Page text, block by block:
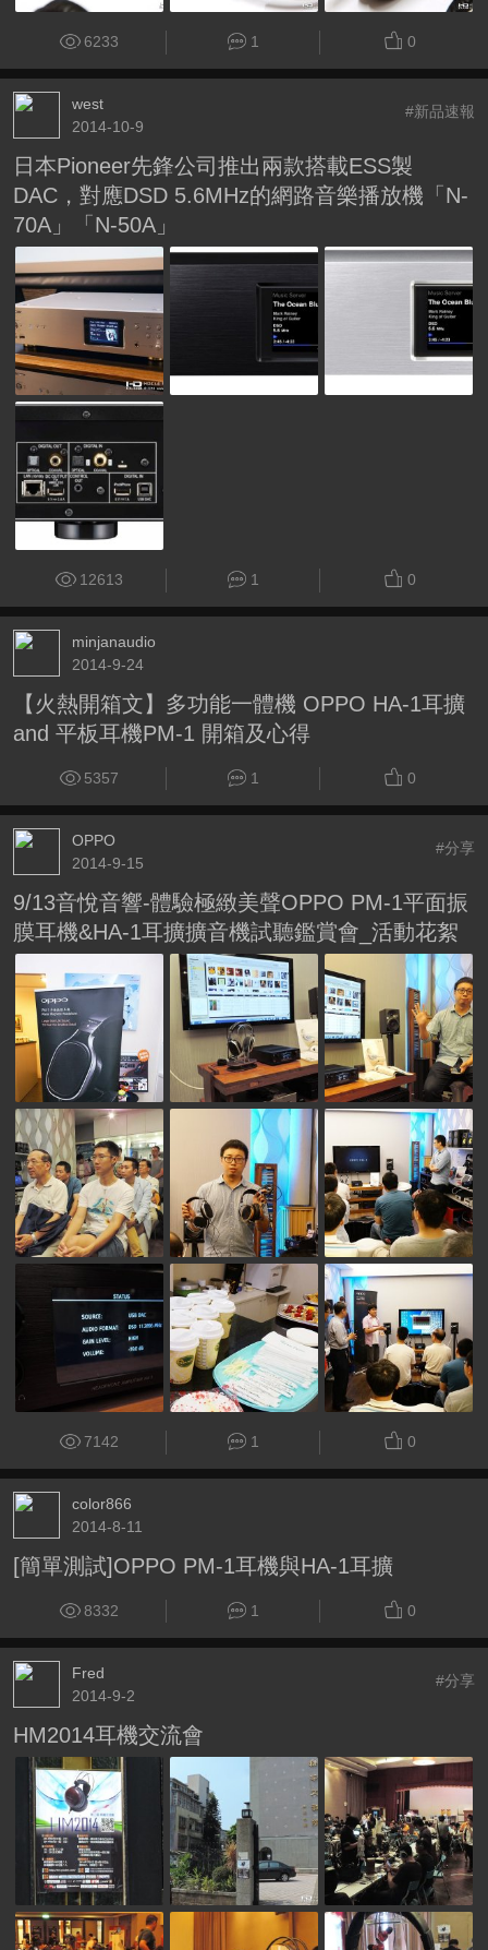
6233 1 0
west
2014-10-9
#新品速報
日本Pioneer先鋒公司推出兩款搭載ESS製
DAC，對應DSD 5.6MHz的網路音樂播放機「N-
70A」「N-50A」
12613 1 0
minjanaudio
2014-9-24
【火熱開箱文】多功能一體機 OPPO HA-1耳擴
and 平板耳機PM-1 開箱及心得
5357 1 0
OPPO
2014-9-15
#分享
9/13音悅音響-體驗極緻美聲OPPO PM-1平面振
膜耳機&HA-1耳擴擴音機試聽鑑賞會_活動花絮
7142 1 0
color866
2014-8-11
[簡單測試]OPPO PM-1耳機與HA-1耳擴
8332 1 0
Fred
2014-9-2
#分享
HM2014耳機交流會